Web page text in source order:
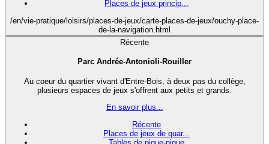
Places de jeux princip...
/en/vie-pratique/loisirs/places-de-jeux/carte-places-de-jeux/ouchy-place-
de-la-navigation.html
Récente
Parc Andrée-Antonioli-Rouiller
Au coeur du quartier vivant d'Entre-Bois, à deux pas du collège,
plusieurs espaces de jeux s'offrent aux petits et grands.
En savoir plus...
Récente
Places de jeux de quar...